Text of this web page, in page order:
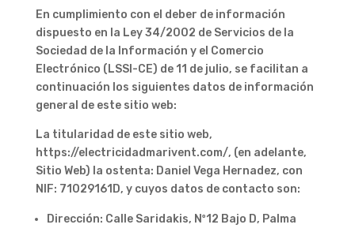
En cumplimiento con el deber de información
dispuesto en la Ley 34/2002 de Servicios de la
Sociedad de la Información y el Comercio
Electrónico (LSSI-CE) de 11 de julio, se facilitan a
continuación los siguientes datos de información
general de este sitio web:
La titularidad de este sitio web,
https://electricidadmarivent.com/, (en adelante,
Sitio Web) la ostenta: Daniel Vega Hernadez, con
NIF: 71029161D, y cuyos datos de contacto son:
Dirección: Calle Saridakis, Nº12 Bajo D, Palma